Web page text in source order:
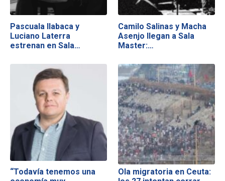
Pascuala Ilabaca y
Luciano Laterra
estrenan en Sala…
Camilo Salinas y Macha
Asenjo llegan a Sala
Master:…
“Todavía tenemos una
Ola migratoria en Ceuta: